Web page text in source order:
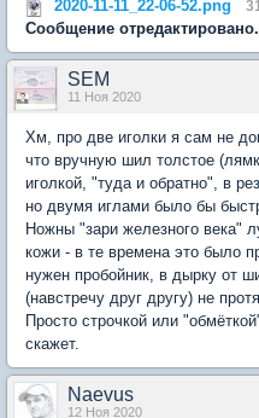
2020-11-11_22-06-52.png
Сообщение отредактировано.
SEM
11 Ноя 2020
Хм, про две иголки я сам не
что вручную шил толстое
иголкой, "туда и обратно", в
но двумя иглами было бы
Ножны "зари железного века"
кожи - в те времена это было
нужен пробойник, в дырку от
(навстречу друг другу) не
Просто строчкой или
скажет.
Naevus
12 Ноя 2020